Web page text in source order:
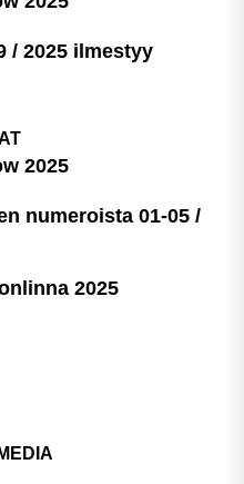
/ 2025 ilmestyy
2025
numeroista 01-05 /
2025